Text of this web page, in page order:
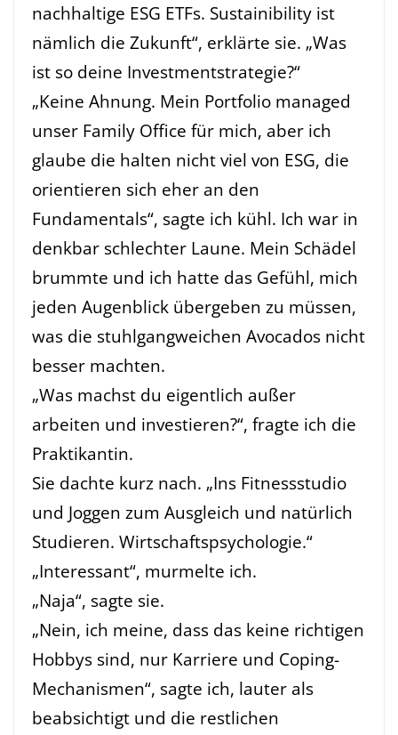
nachhaltige ESG ETFs. Sustainibility ist
nämlich die Zukunft“, erklärte sie. „Was
ist so deine Investmentstrategie?“
„Keine Ahnung. Mein Portfolio managed
unser Family Office für mich, aber ich
glaube die halten nicht viel von ESG, die
orientieren sich eher an den
Fundamentals“, sagte ich kühl. Ich war in
denkbar schlechter Laune. Mein Schädel
brummte und ich hatte das Gefühl, mich
jeden Augenblick übergeben zu müssen,
was die stuhlgangweichen Avocados nicht
besser machten.
„Was machst du eigentlich außer
arbeiten und investieren?“, fragte ich die
Praktikantin.
Sie dachte kurz nach. „Ins Fitnessstudio
und Joggen zum Ausgleich und natürlich
Studieren. Wirtschaftspsychologie.“
„Interessant“, murmelte ich.
„Naja“, sagte sie.
„Nein, ich meine, dass das keine richtigen
Hobbys sind, nur Karriere und Coping-
Mechanismen“, sagte ich, lauter als
beabsichtigt und die restlichen